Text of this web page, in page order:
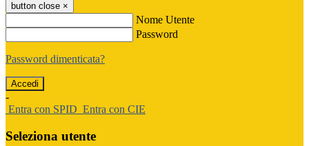
button close ×
Nome Utente
Password
Password dimenticata?
-
Entra con SPID Entra con CIE
Seleziona utente